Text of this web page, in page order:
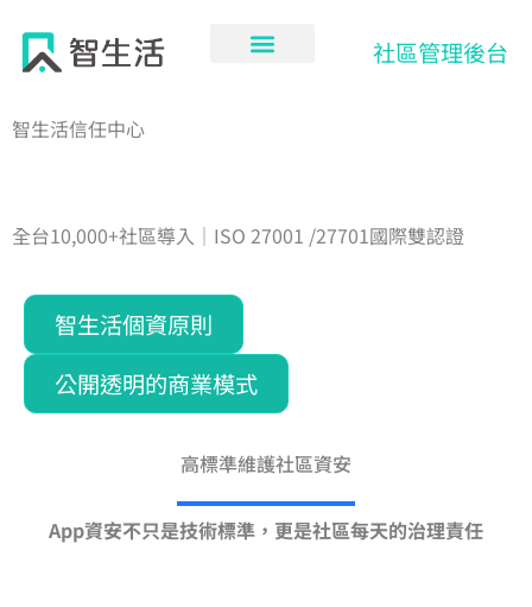
內
社區管理後台
智生活信任中心
全台10,000+社區導入｜ISO 27001 /27701國際雙認證
智生活個資原則
公開透明的商業模式
高標準維護社區資安
App資安不只是技術標準，更是社區每天的治理責任